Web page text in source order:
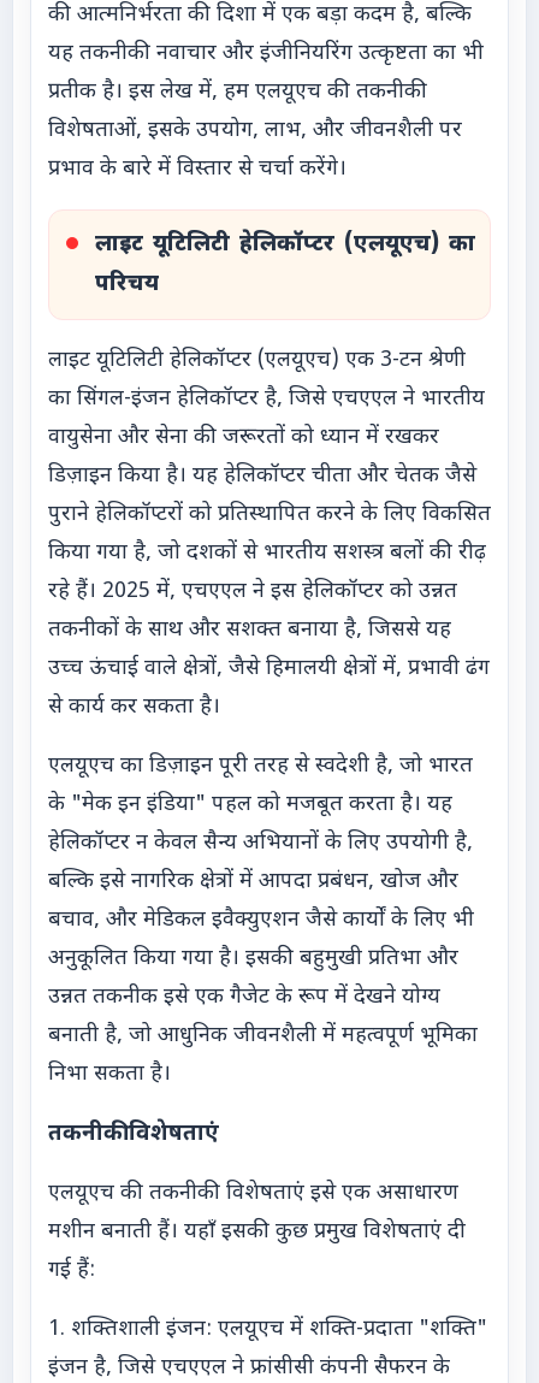
की आत्मनिर्भरता की दिशा में एक बड़ा कदम है, बल्कि
यह तकनीकी नवाचार और इंजीनियरिंग उत्कृष्टता का भी
प्रतीक है। इस लेख में, हम एलयूएच की तकनीकी
विशेषताओं, इसके उपयोग, लाभ, और जीवनशैली पर
प्रभाव के बारे में विस्तार से चर्चा करेंगे।
लाइट यूटिलिटी हेलिकॉप्टर (एलयूएच) का
परिचय
लाइट यूटिलिटी हेलिकॉप्टर (एलयूएच) एक 3-टन श्रेणी
का सिंगल-इंजन हेलिकॉप्टर है, जिसे एचएएल ने भारतीय
वायुसेना और सेना की जरूरतों को ध्यान में रखकर
डिज़ाइन किया है। यह हेलिकॉप्टर चीता और चेतक जैसे
पुराने हेलिकॉप्टरों को प्रतिस्थापित करने के लिए विकसित
किया गया है, जो दशकों से भारतीय सशस्त्र बलों की रीढ़
रहे हैं। 2025 में, एचएएल ने इस हेलिकॉप्टर को उन्नत
तकनीकों के साथ और सशक्त बनाया है, जिससे यह
उच्च ऊंचाई वाले क्षेत्रों, जैसे हिमालयी क्षेत्रों में, प्रभावी ढंग
से कार्य कर सकता है।
एलयूएच का डिज़ाइन पूरी तरह से स्वदेशी है, जो भारत
के "मेक इन इंडिया" पहल को मजबूत करता है। यह
हेलिकॉप्टर न केवल सैन्य अभियानों के लिए उपयोगी है,
बल्कि इसे नागरिक क्षेत्रों में आपदा प्रबंधन, खोज और
बचाव, और मेडिकल इवैक्युएशन जैसे कार्यों के लिए भी
अनुकूलित किया गया है। इसकी बहुमुखी प्रतिभा और
उन्नत तकनीक इसे एक गैजेट के रूप में देखने योग्य
बनाती है, जो आधुनिक जीवनशैली में महत्वपूर्ण भूमिका
निभा सकता है।
तकनीकी विशेषताएं
एलयूएच की तकनीकी विशेषताएं इसे एक असाधारण
मशीन बनाती हैं। यहाँ इसकी कुछ प्रमुख विशेषताएं दी
गई हैं:
1. शक्तिशाली इंजन: एलयूएच में शक्ति-प्रदाता "शक्ति"
इंजन है, जिसे एचएएल ने फ्रांसीसी कंपनी सैफरन के